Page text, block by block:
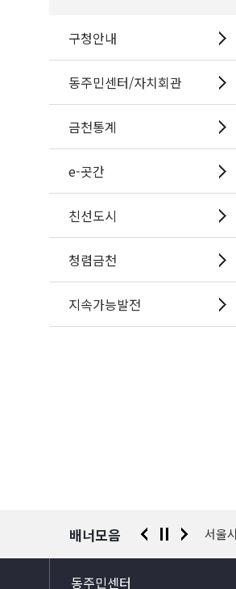
구청안내
동주민센터/자치회관
금천통계
e-곳간
친선도시
청렴금천
지속가능발전
배너모음
경찰청 유실물 통합포털 서울
동주민센터